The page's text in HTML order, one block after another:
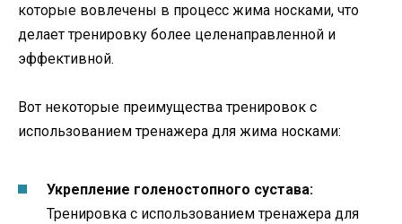
которые вовлечены в процесс жима носками, что
делает тренировку более целенаправленной и
эффективной.
Вот некоторые преимущества тренировок с
использованием тренажера для жима носками:
Укрепление голеностопного сустава:
Тренировка с использованием тренажера для